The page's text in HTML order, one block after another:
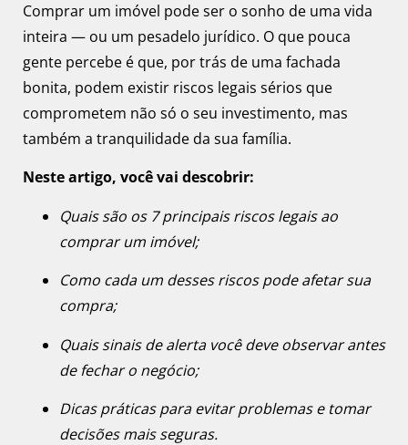
Comprar um imóvel pode ser o sonho de uma vida
inteira — ou um pesadelo jurídico. O que pouca
gente percebe é que, por trás de uma fachada
bonita, podem existir riscos legais sérios que
comprometem não só o seu investimento, mas
também a tranquilidade da sua família.
Neste artigo, você vai descobrir:
Quais são os 7 principais riscos legais ao
comprar um imóvel;
Como cada um desses riscos pode afetar sua
compra;
Quais sinais de alerta você deve observar antes
de fechar o negócio;
Dicas práticas para evitar problemas e tomar
decisões mais seguras.